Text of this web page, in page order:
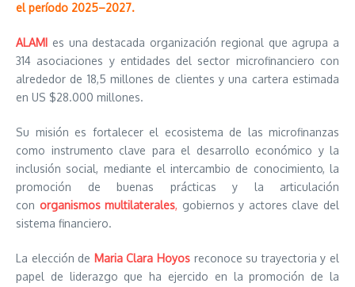
el período 2025–2027.
ALAMI es una destacada organización regional que agrupa a
314 asociaciones y entidades del sector microfinanciero con
alrededor de 18,5 millones de clientes y una cartera estimada
en US $28.000 millones.
Su misión es fortalecer el ecosistema de las microfinanzas
como instrumento clave para el desarrollo económico y la
inclusión social, mediante el intercambio de conocimiento, la
promoción de buenas prácticas y la articulación
con organismos multilaterales, gobiernos y actores clave del
sistema financiero.
La elección de Maria Clara Hoyos reconoce su trayectoria y el
papel de liderazgo que ha ejercido en la promoción de la